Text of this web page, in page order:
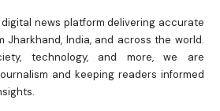
news platform delivering accurate
Jharkhand, India, and across the world.
technology, and more, we are
and keeping readers informed